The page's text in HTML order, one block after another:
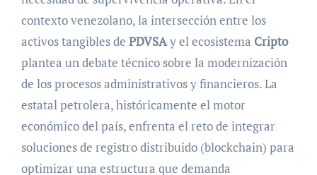
contexto venezolano, la intersección entre los
activos tangibles de PDVSAy el ecosistema Cripto
plantea un debate técnico sobre la modernización
de los procesos administrativos y financieros. La
estatal petrolera, históricamente el motor
económico del país, enfrenta el reto de integrar
soluciones de registro distribuido (blockchain) para
optimizar una estructura que demanda